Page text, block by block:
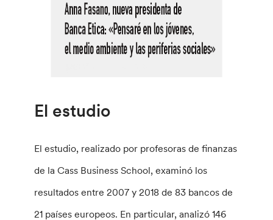
El estudio
El estudio, realizado por profesoras de finanzas
de la Cass Business School, examinó los
resultados entre 2007 y 2018 de 83 bancos de
21 países europeos. En particular, analizó 146